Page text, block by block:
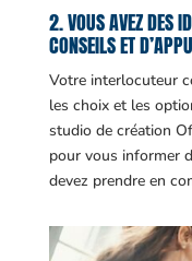
2. VOUS AVEZ DES
CONSEILS ET
Votre interlocuteur
les choix et les
studio de création
pour vous informer
devez prendre en